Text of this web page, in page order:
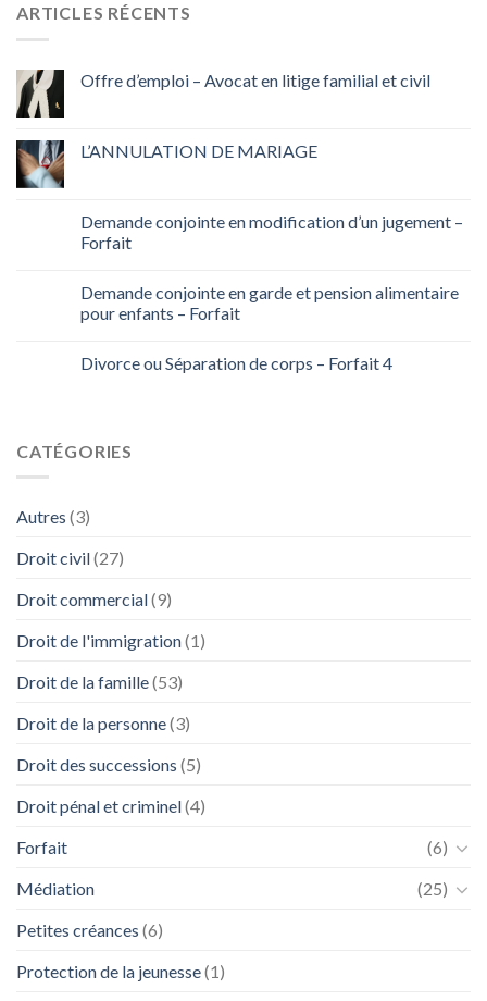
ARTICLES RÉCENTS
Offre d’emploi – Avocat en litige familial et civil
L’ANNULATION DE MARIAGE
Demande conjointe en modification d’un jugement –
Forfait
Demande conjointe en garde et pension alimentaire
pour enfants – Forfait
Divorce ou Séparation de corps – Forfait 4
CATÉGORIES
Autres (3)
Droit civil(27)
Droit commercial(9)
Droit de l'immigration(1)
Droit de la famille(53)
Droit de la personne(3)
Droit des successions (5)
Droit pénal et criminel(4)
Forfait
(6)
Médiation
(25)
Petites créances (6)
Protection de la jeunesse(1)